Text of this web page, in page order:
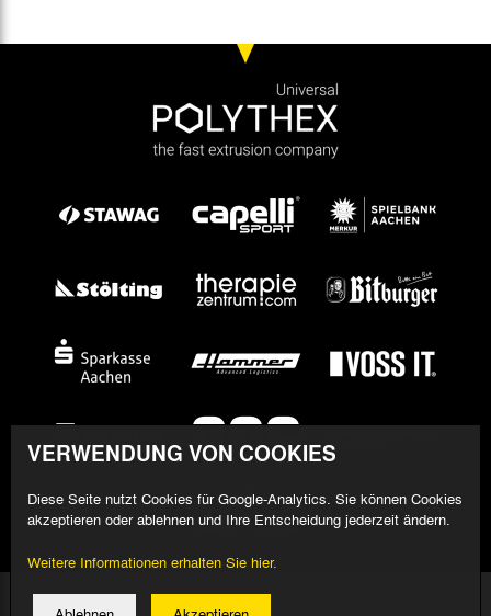
© 2026 Alemannia Aachen - Alle Rechte vorbehalten
VERWENDUNG VON COOKIES
Diese Seite nutzt Cookies für Google-Analytics. Sie können Cookies
akzeptieren oder ablehnen und Ihre Entscheidung jederzeit ändern.
Weitere Informationen erhalten Sie hier.